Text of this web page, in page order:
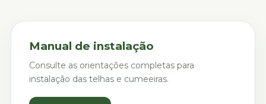
Manual de instalação
Consulte as orientações completas para
instalação das telhas e cumeeiras.